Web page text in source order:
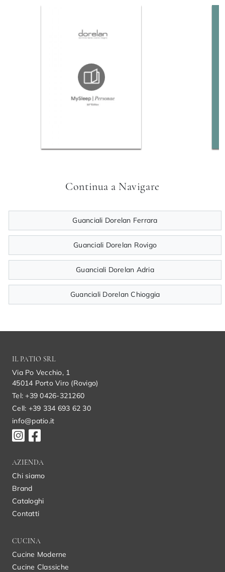
Continua a Navigare
Guanciali Dorelan Ferrara
Guanciali Dorelan Rovigo
Guanciali Dorelan Adria
Guanciali Dorelan Chioggia
IL PATIO SRL
Via Po Vecchio, 1
45014 Porto Viro (Rovigo)
Tel: +39 0426-321260
Cell: +39 334 693 62 30
info@patio.it
AZIENDA
Chi siamo
Brand
Cataloghi
Contatti
CUCINA
Cucine Moderne
Cucine Classiche